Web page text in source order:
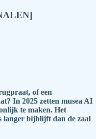
of een
In 2025 zetten musea AI
te maken. Het
langer bijblijft dan de zaal